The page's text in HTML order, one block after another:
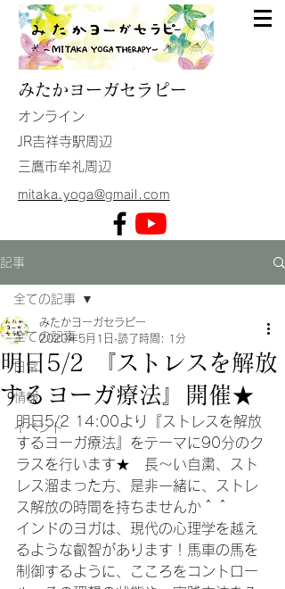
みたか ヨーガセラピー
​オンライン
JR吉祥寺駅周辺
​三鷹市牟礼周辺
mitaka.yoga@gmail.com
記事
全ての記事
日常
情報
イベント
全ての記事
明日5/2 『ストレスを解放
するヨーガ療法』開催★
みたかヨーガセラピー
2020年5月1日 読了時間: 1分
明日5/2 14:00より『ストレスを解放
するヨーガ療法』をテーマに90分のク
ラスを行います★　長～い自粛、スト
レス溜まった方、是非一緒に、ストレ
ス解放の時間を持ちませんか＾＾
インドのヨガは、現代の心理学を越え
るような叡智があります！馬車の馬を
制御するように、こころをコントロー